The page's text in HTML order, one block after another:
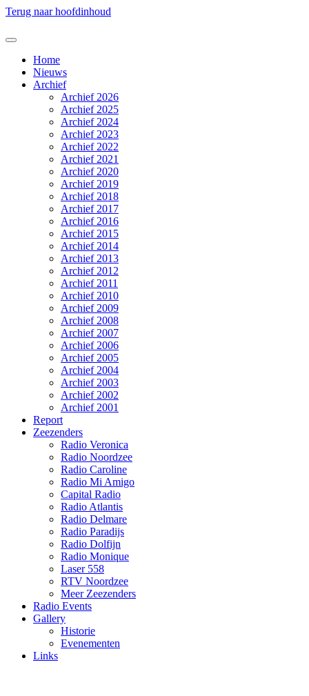
Terug naar hoofdinhoud
Home
Nieuws
Archief
Archief 2026
Archief 2025
Archief 2024
Archief 2023
Archief 2022
Archief 2021
Archief 2020
Archief 2019
Archief 2018
Archief 2017
Archief 2016
Archief 2015
Archief 2014
Archief 2013
Archief 2012
Archief 2011
Archief 2010
Archief 2009
Archief 2008
Archief 2007
Archief 2006
Archief 2005
Archief 2004
Archief 2003
Archief 2002
Archief 2001
Report
Zeezenders
Radio Veronica
Radio Noordzee
Radio Caroline
Radio Mi Amigo
Capital Radio
Radio Atlantis
Radio Delmare
Radio Paradijs
Radio Dolfijn
Radio Monique
Laser 558
RTV Noordzee
Meer Zeezenders
Radio Events
Gallery
Historie
Evenementen
Links